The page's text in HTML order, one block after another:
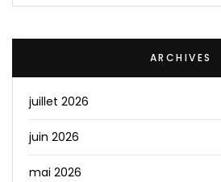
ARCHIVES
juillet 2026
juin 2026
mai 2026